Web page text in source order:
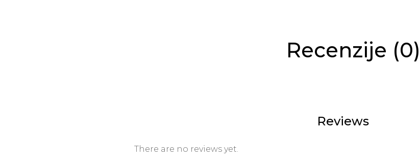
Recenzije (0)
Reviews
There are no reviews yet.